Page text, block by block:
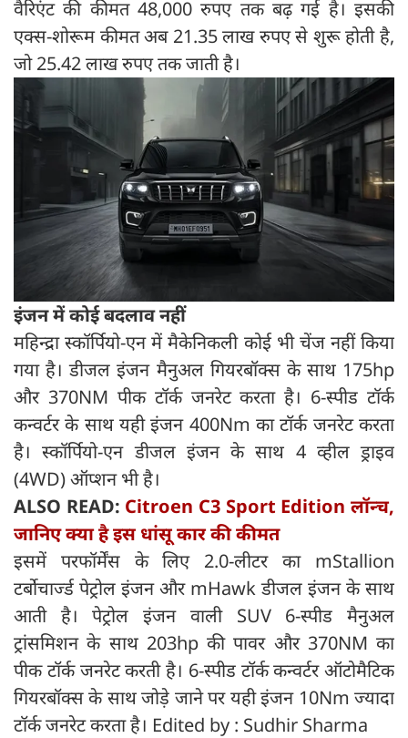
वैरिएंट की कीमत 48,000 रुपए तक बढ़ गई है। इसकी
एक्स-शोरूम कीमत अब 21.35 लाख रुपए से शुरू होती है,
जो 25.42 लाख रुपए तक जाती है।
इंजन में कोई बदलाव नहीं
महिन्द्रा स्कॉर्पियो-एन में मैकेनिकली कोई भी चेंज नहीं किया
गया है। डीजल इंजन मैनुअल गियरबॉक्स के साथ 175hp
और 370NM पीक टॉर्क जनरेट करता है। 6-स्पीड टॉर्क
कन्वर्टर के साथ यही इंजन 400Nm का टॉर्क जनरेट करता
है। स्कॉर्पियो-एन डीजल इंजन के साथ 4 व्हील ड्राइव
(4WD) ऑप्शन भी है।
ALSO READ: Citroen C3 Sport Edition लॉन्च,
जानिए क्या है इस धांसू कार की कीमत
इसमें परफॉर्मेंस के लिए 2.0-लीटर का mStallion
टर्बोचार्ज्ड पेट्रोल इंजन और mHawk डीजल इंजन के साथ
आती है। पेट्रोल इंजन वाली SUV 6-स्पीड मैनुअल
ट्रांसमिशन के साथ 203hp की पावर और 370NM का
पीक टॉर्क जनरेट करती है। 6-स्पीड टॉर्क कन्वर्टर ऑटोमैटिक
गियरबॉक्स के साथ जोड़े जाने पर यही इंजन 10Nm ज्यादा
टॉर्क जनरेट करता है। Edited by : Sudhir Sharma